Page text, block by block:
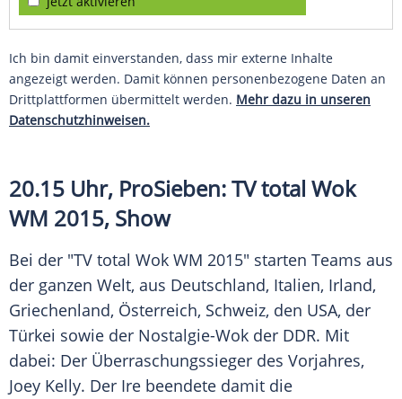
Ich bin damit einverstanden, dass mir externe Inhalte
angezeigt werden. Damit können personenbezogene Daten an
Drittplattformen übermittelt werden. Mehr dazu in unseren
Datenschutzhinweisen.
20.15 Uhr, ProSieben: TV total Wok
WM 2015, Show
Bei der "TV total Wok WM 2015" starten Teams aus
der ganzen Welt, aus Deutschland, Italien, Irland,
Griechenland, Österreich, Schweiz, den USA, der
Türkei sowie der Nostalgie-Wok der DDR. Mit
dabei: Der Überraschungssieger des Vorjahres,
Joey Kelly. Der Ire beendete damit die